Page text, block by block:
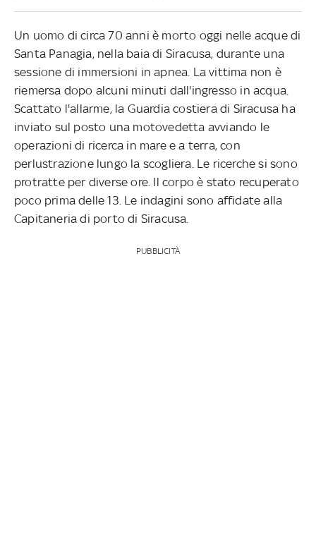
Un uomo di circa 70 anni è morto oggi nelle acque di
Santa Panagia, nella baia di Siracusa, durante una
sessione di immersioni in apnea. La vittima non è
riemersa dopo alcuni minuti dall'ingresso in acqua.
Scattato l'allarme, la Guardia costiera di Siracusa ha
inviato sul posto una motovedetta avviando le
operazioni di ricerca in mare e a terra, con
perlustrazione lungo la scogliera. Le ricerche si sono
protratte per diverse ore. Il corpo è stato recuperato
poco prima delle 13. Le indagini sono affidate alla
Capitaneria di porto di Siracusa.
PUBBLICITÀ